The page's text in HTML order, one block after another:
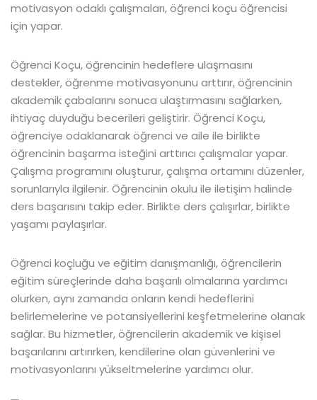
motivasyon odaklı çalışmaları, öğrenci koçu öğrencisi
için yapar.
Öğrenci Koçu, öğrencinin hedeflere ulaşmasını
destekler, öğrenme motivasyonunu arttırır, öğrencinin
akademik çabalarını sonuca ulaştırmasını sağlarken,
ihtiyaç duyduğu becerileri geliştirir. Öğrenci Koçu,
öğrenciye odaklanarak öğrenci ve aile ile birlikte
öğrencinin başarma isteğini arttırıcı çalışmalar yapar.
Çalışma programını oluşturur, çalışma ortamını düzenler,
sorunlarıyla ilgilenir. Öğrencinin okulu ile iletişim halinde
ders başarısını takip eder. Birlikte ders çalışırlar, birlikte
yaşamı paylaşırlar.
Öğrenci koçluğu ve eğitim danışmanlığı, öğrencilerin
eğitim süreçlerinde daha başarılı olmalarına yardımcı
olurken, aynı zamanda onların kendi hedeflerini
belirlemelerine ve potansiyellerini keşfetmelerine olanak
sağlar. Bu hizmetler, öğrencilerin akademik ve kişisel
başarılarını artırırken, kendilerine olan güvenlerini ve
motivasyonlarını yükseltmelerine yardımcı olur.